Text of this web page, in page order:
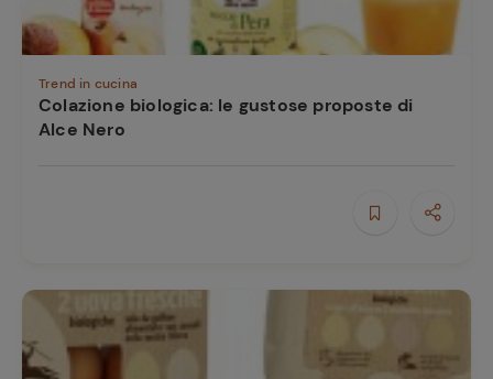
Trend in cucina
Colazione biologica: le gustose proposte di
Alce Nero